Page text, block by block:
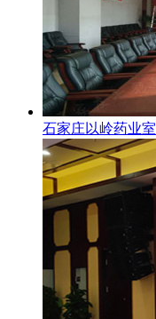
石家庄以岭药业